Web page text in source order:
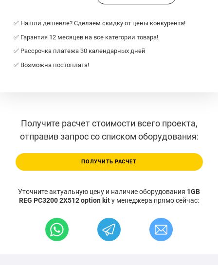
✅ Нашли дешевле? Сделаем скидку от цены конкурента!
✅ Гарантия 12 месяцев на все категории товара!
✅ Рассрочка платежа 30 календарных дней
✅ Возможна постоплата!
Получите расчет стоимости всего проекта,
отправив запрос со списком оборудования:
ПОЛУЧИТЬ РАСЧЕТ
Уточните актуальную цену и наличие оборудования 1GB
REG PC3200 2X512 option kitу менеджера прямо сейчас: